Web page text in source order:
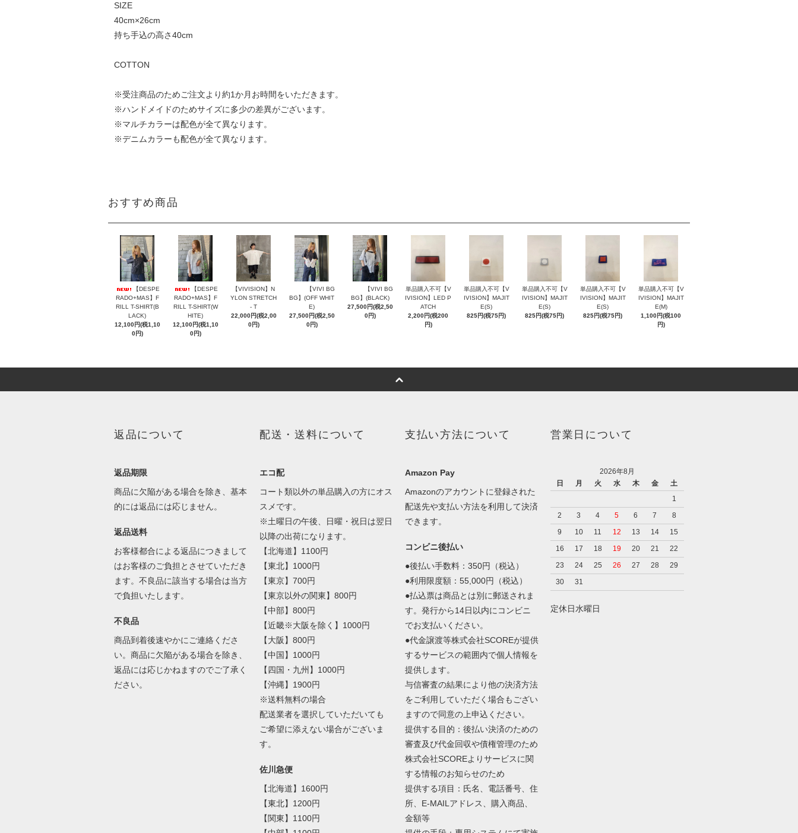
SIZE
40cm×26cm
持ち手込の高さ40cm
COTTON
※受注商品のためご注文より約1か月お時間をいただきます。
※ハンドメイドのためサイズに多少の差異がございます。
※マルチカラーは配色が全て異なります。
※デニムカラーも配色が全て異なります。
おすすめ商品
【DESPE
RADO+MAS】F
RILL T-SHIRT(B
LACK)
12,100円(税1,10
0円)
【DESPE
RADO+MAS】F
RILL T-SHIRT(W
HITE)
12,100円(税1,10
0円)
【VIVISION】N
YLON STRETCH
- T
22,000円(税2,00
0円)
【VIVI BG
BG】(OFF WHIT
E)
27,500円(税2,50
0円)
【VIVI BG
BG】(BLACK)
27,500円(税2,50
0円)
単品購入不可【V
IVISION】LED P
ATCH
2,200円(税200
円)
単品購入不可【V
IVISION】MAJIT
E(S)
825円(税75円)
単品購入不可【V
IVISION】MAJIT
E(S)
825円(税75円)
単品購入不可【V
IVISION】MAJIT
E(S)
825円(税75円)
単品購入不可【V
IVISION】MAJIT
E(M)
1,100円(税100
円)
返品について
返品期限
商品に欠陥がある場合を除き、基本
的には返品には応じません。
返品送料
お客様都合による返品につきまして
はお客様のご負担とさせていただき
ます。不良品に該当する場合は当方
で負担いたします。
不良品
商品到着後速やかにご連絡くださ
い。商品に欠陥がある場合を除き、
返品には応じかねますのでご了承く
ださい。
配送・送料について
エコ配
コート類以外の単品購入の方にオス
スメです。
※土曜日の午後、日曜・祝日は翌日
以降の出荷になります。
【北海道】1100円
【東北】1000円
【東京】700円
【東京以外の関東】800円
【中部】800円
【近畿※大阪を除く】1000円
【大阪】800円
【中国】1000円
【四国・九州】1000円
【沖縄】1900円
※送料無料の場合
配送業者を選択していただいても
ご希望に添えない場合がございま
す。
佐川急便
【北海道】1600円
【東北】1200円
【関東】1100円
支払い方法について
Amazon Pay
Amazonのアカウントに登録された
配送先や支払い方法を利用して決済
できます。
コンビニ後払い
●後払い手数料：350円（税込）
●利用限度額：55,000円（税込）
●払込票は商品とは別に郵送されま
す。発行から14日以内にコンビニ
でお支払いください。
●代金譲渡等株式会社SCOREが提供
するサービスの範囲内で個人情報を
提供します。
与信審査の結果により他の決済方法
をご利用していただく場合もござい
ますので同意の上申込ください。
提供する目的：後払い決済のための
審査及び代金回収や債権管理のため
株式会社SCOREよりサービスに関
する情報のお知らせのため
提供する項目：氏名、電話番号、住
所、E-MAILアドレス、購入商品、
金額等
営業日について
2026年8月
日
月 火 水 木 金
土
1
2
3 4 5 6 7
8
9
10 11 12 13 14
15
16
17 18 19 20 21
22
23
24 25 26 27 28
29
30
31
定休日水曜日